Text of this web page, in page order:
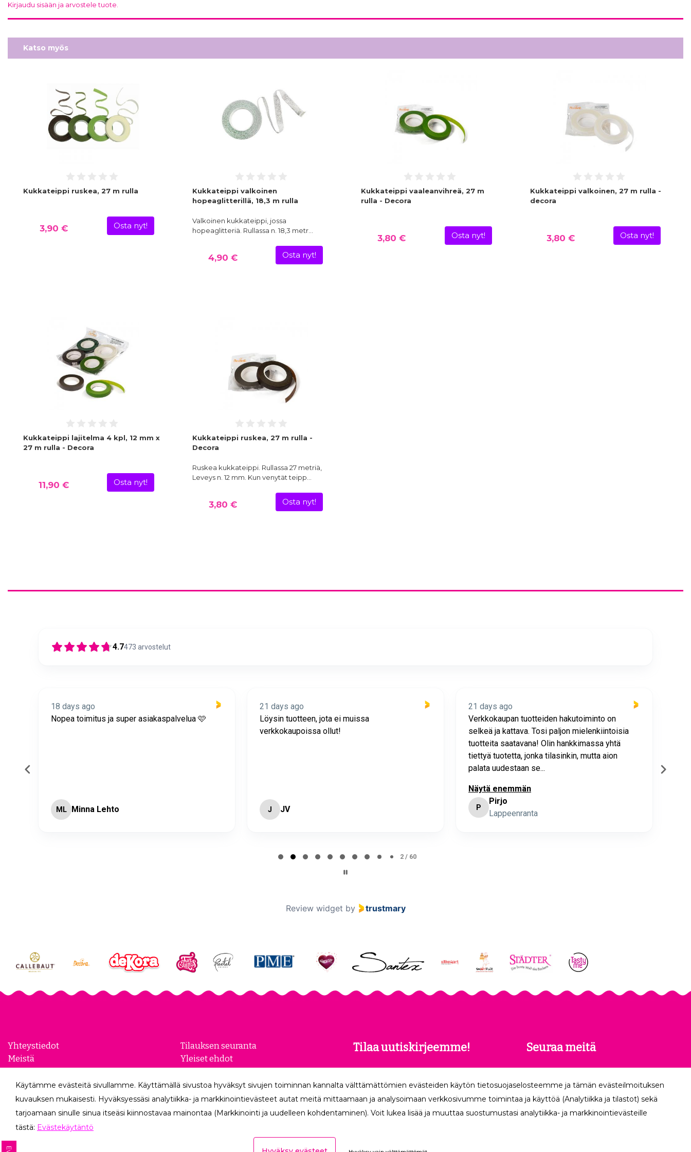
Kirjaudu sisään ja arvostele tuote.
Katso myös
Kukkateippi ruskea, 27 m rulla
3,90 € Osta nyt!
Kukkateippi valkoinen
hopeaglitterillä, 18,3 m rulla
Valkoinen kukkateippi, jossa
hopeaglitteriä. Rullassa n. 18,3 metr…
4,90 € Osta nyt!
Kukkateippi vaaleanvihreä, 27 m
rulla - Decora
3,80 € Osta nyt!
Kukkateippi valkoinen, 27 m rulla -
decora
3,80 € Osta nyt!
Kukkateippi lajitelma 4 kpl, 12 mm x
27 m rulla - Decora
11,90 € Osta nyt!
Kukkateippi ruskea, 27 m rulla -
Decora
Ruskea kukkateippi. Rullassa 27 metriä,
Leveys n. 12 mm. Kun venytät teipp…
3,80 € Osta nyt!
4.7473 arvostelut
18 days ago
Nopea toimitus ja super asiakaspalvelua 🩷
ML Minna Lehto
21 days ago
Löysin tuotteen, jota ei muissa
verkkokaupoissa ollut!
J JV
21 days ago
Verkkokaupan tuotteiden hakutoiminto on
selkeä ja kattava. Tosi paljon mielenkiintoisia
tuotteita saatavana! Olin hankkimassa yhtä
tiettyä tuotetta, jonka tilasinkin, mutta aion
palata uudestaan se...
Näytä enemmän
P
Pirjo
Lappeenranta
2 / 60
Review widget by trustmary
Yhteystiedot
Meistä
Yhteistyökumppanit
Yrityksille
Tilauksen seuranta
Yleiset ehdot
Evästeasetukset
Tietosuojaseloste
Peruutuslomake
Tilaa uutiskirjeemme!
uusimmat edut suoraan sähköpostiisi.
Tilaa
Seuraa meitä
Käytämme evästeitä sivullamme. Käyttämällä sivustoa hyväksyt sivujen toiminnan kannalta välttämättömien evästeiden käytön tietosuojaselosteemme ja tämän evästeilmoituksen
kuvauksen mukaisesti. Hyväksyessäsi analytiikka- ja markkinointievästeet autat meitä mittaamaan ja analysoimaan verkkosivumme toimintaa ja käyttöä (Analytiikka ja tilastot) sekä
tarjoamaan sinulle sinua itseäsi kiinnostavaa mainontaa (Markkinointi ja uudelleen kohdentaminen). Voit lukea lisää ja muuttaa suostumustasi analytiikka- ja markkinointievästeille
tästä: Evästekäytäntö